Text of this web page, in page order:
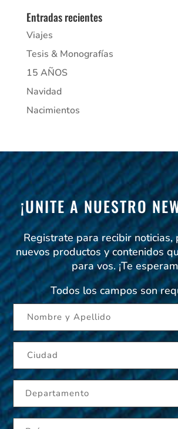
Entradas recientes
Viajes
Tesis & Monografías
15 AÑOS
Navidad
Nacimientos
¡UNITE A NUESTRO
Registrate para recibir noticias,
nuevos productos y contenidos
para vos. ¡Te
Todos los campos son